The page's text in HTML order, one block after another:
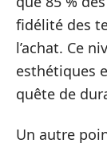
fidélité des
l’achat. Ce
esthétiques
quête de
Un autre